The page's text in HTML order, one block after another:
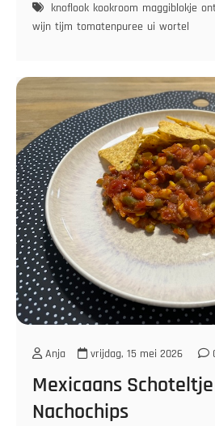
knoflook kookroom maggiblokje
wijn tijm tomatenpuree ui wortel
Anja vrijdag, 15 mei 2026
Mexicaans
Nachochips